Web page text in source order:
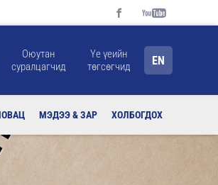
Оюутан
суралцагчид
Үе үеийн
төгсөгчид
EN
МЭДЭЭ & ЗАР ХОЛБОГДОХ